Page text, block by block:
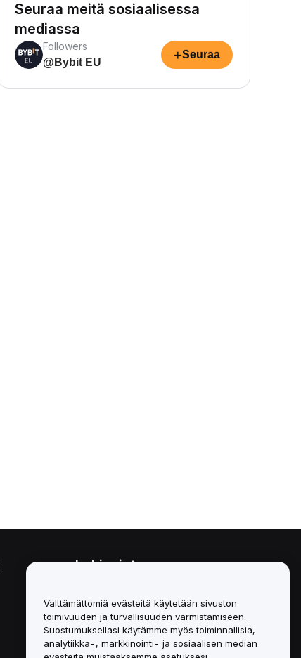
Seuraa meitä sosiaalisessa
mediassa
Followers
@Bybit EU
+Seuraa
Lakiasiat
Yhteenveto säilytys- ja
hallinnointikäytännöstä
ESG-tiedot
Välttämättömiä evästeitä käytetään sivuston
toimivuuden ja turvallisuuden varmistamiseen.
Suostumuksellasi käytämme myös toiminnallisia,
analytiikka-, markkinointi- ja sosiaalisen median